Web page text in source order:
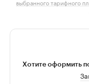
выбранного тарифного
Хотите оформить